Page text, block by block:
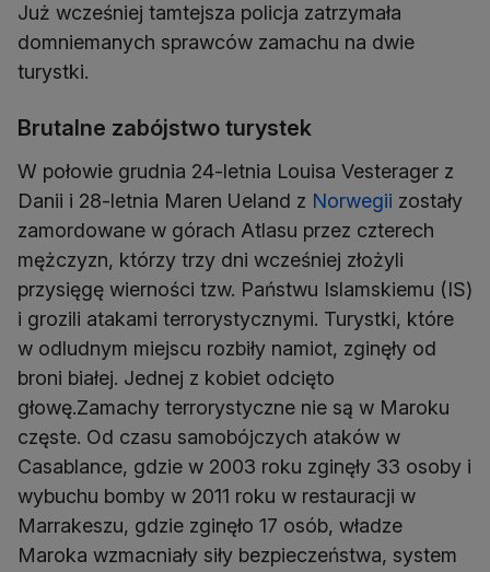
Już wcześniej tamtejsza policja zatrzymała
domniemanych sprawców zamachu na dwie
turystki.
Brutalne zabójstwo turystek
W połowie grudnia 24-letnia Louisa Vesterager z
Danii i 28-letnia Maren Ueland z Norwegii zostały
zamordowane w górach Atlasu przez czterech
mężczyzn, którzy trzy dni wcześniej złożyli
przysięgę wierności tzw. Państwu Islamskiemu (IS)
i grozili atakami terrorystycznymi. Turystki, które
w odludnym miejscu rozbiły namiot, zginęły od
broni białej. Jednej z kobiet odcięto
głowę.Zamachy terrorystyczne nie są w Maroku
częste. Od czasu samobójczych ataków w
Casablance, gdzie w 2003 roku zginęły 33 osoby i
wybuchu bomby w 2011 roku w restauracji w
Marrakeszu, gdzie zginęło 17 osób, władze
Maroka wzmacniały siły bezpieczeństwa, system